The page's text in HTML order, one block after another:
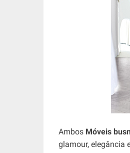
Ambos Móveis
glamour, elegância